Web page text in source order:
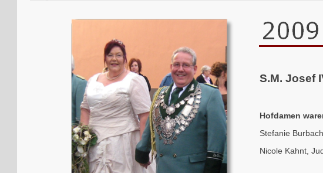
S.M. Josef
Hofdamen
Stefanie
Nicole Kahnt,